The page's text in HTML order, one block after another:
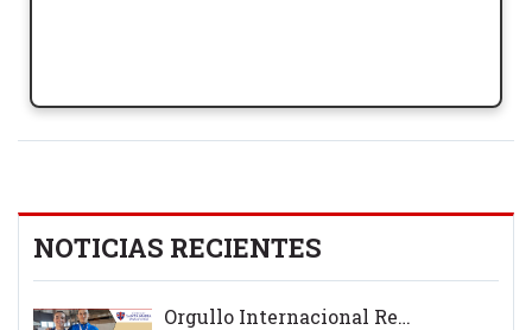
NOTICIAS RECIENTES
Orgullo Internacional Remo